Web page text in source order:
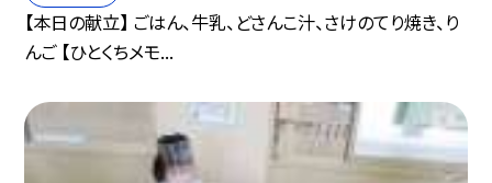
【本日の献立】 ごはん、牛乳、どさんこ汁、さけのてり焼き、り
んご 【ひとくちメモ...